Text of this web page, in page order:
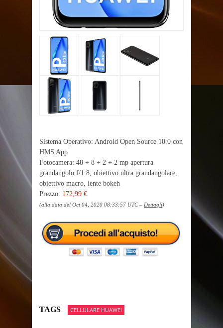
Sistema Operativo: Android Open Source 10.0 con
HMS App
Fotocamera: 48 + 8 + 2 + 2 mp apertura
grandangolo f/1.8, obiettivo ultra grandangolare,
obiettivo macro, lente bokeh
Prezzo: 172,99 €
(alla data del Oct 04, 2020 08:33:57 UTC – Dettagli)
TAGS CELLULARE HUAWEI